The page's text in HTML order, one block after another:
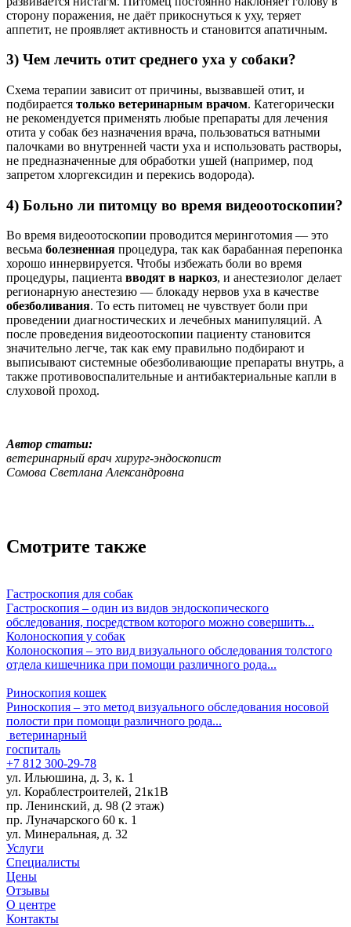
сторону поражения, не даёт прикоснуться к уху, теряет
аппетит, не проявляет активность и становится апатичным.
3) Чем лечить отит среднего уха у собаки?
Схема терапии зависит от причины, вызвавшей отит, и
подбирается только ветеринарным врачом. Категорически
не рекомендуется применять любые препараты для лечения
отита у собак без назначения врача, пользоваться ватными
палочками во внутренней части уха и использовать растворы,
не предназначенные для обработки ушей (например, под
запретом хлоргексидин и перекись водорода).
4) Больно ли питомцу во время видеоотоскопии?
Во время видеоотоскопии проводится меринготомия — это
весьма болезненная процедура, так как барабанная перепонка
хорошо иннервируется. Чтобы избежать боли во время
процедуры, пациента вводят в наркоз, и анестезиолог делает
регионарную анестезию — блокаду нервов уха в качестве
обезболивания. То есть питомец не чувствует боли при
проведении диагностических и лечебных манипуляций. А
после проведения видеоотоскопии пациенту становится
значительно легче, так как ему правильно подбирают и
выписывают системные обезболивающие препараты внутрь, а
также противовоспалительные и антибактериальные капли в
слуховой проход.
Автор статьи:
ветеринарный врач хирург-эндоскопист
Сомова Светлана Александровна
Смотрите также
Гастроскопия для собак
Гастроскопия – один из видов эндоскопического
обследования, посредством которого можно совершить...
Колоноскопия у собак
Колоноскопия – это вид визуального обследования толстого
отдела кишечника при помощи различного рода...
Риноскопия кошек
Риноскопия – это метод визуального обследования носовой
полости при помощи различного рода...
ветеринарный
госпиталь
+7 812 300-29-78
ул. Ильюшина, д. 3, к. 1
ул. Кораблестроителей, 21к1В
пр. Ленинский, д. 98 (2 этаж)
пр. Луначарского 60 к. 1
ул. Минеральная, д. 32
Услуги
Специалисты
Цены
Отзывы
О центре
Контакты